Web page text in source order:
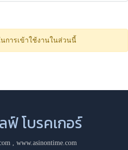
การเข้าใช้งานในส่วนนี้
ฟ์ โบรคเกอร์
, www.asinontime.com